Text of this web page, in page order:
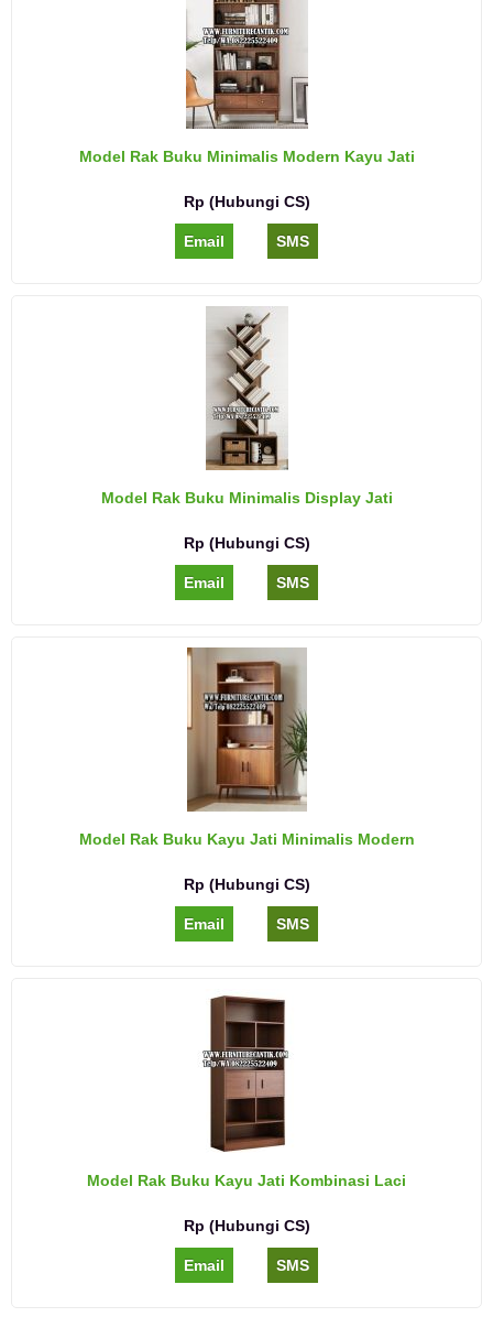
Model Rak Buku Minimalis Modern Kayu Jati
Rp (Hubungi CS)
Email SMS
Model Rak Buku Minimalis Display Jati
Rp (Hubungi CS)
Email SMS
Model Rak Buku Kayu Jati Minimalis Modern
Rp (Hubungi CS)
Email SMS
Model Rak Buku Kayu Jati Kombinasi Laci
Rp (Hubungi CS)
Email SMS